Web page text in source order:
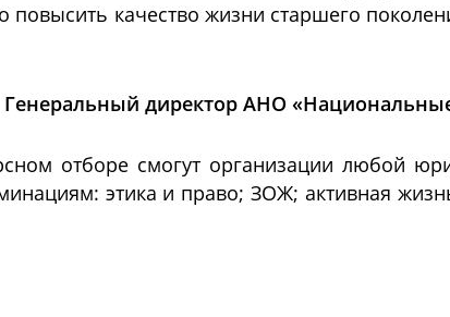
качество жизни старшего
Генеральный директор АНО
отборе смогут организации любой
этика и право; ЗОЖ; активная